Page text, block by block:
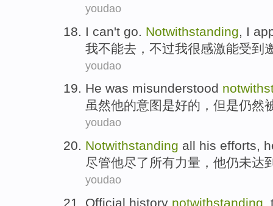
youdao
I can't go Notwithstanding , I
我不能去 ， 不过我很感激能受到
youdao
He was misunderstood
虽然他的意图是好的 ，但是仍然
youdao
Notwithstanding all his efforts,
尽管他尽了 所有力量 ， 他仍未达
youdao
Official history notwithstanding,